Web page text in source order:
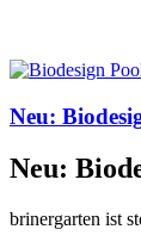
Neu:
Neu:
brinergarten ist